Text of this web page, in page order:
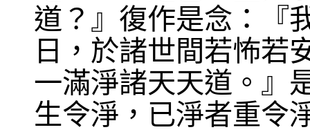
道？』復作是念：『
日，於諸世間若怖若
一滿淨諸天天道。』
生令淨，已淨者重令